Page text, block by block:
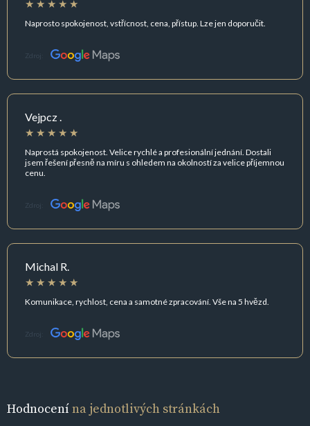
Naprosto spokojenost, vstřícnost, cena, přístup. Lze jen doporučit.
Zdroj:
Vejpcz .
Naprostá spokojenost. Velice rychlé a profesionální jednání. Dostali
jsem řešení přesně na míru s ohledem na okolností za velice příjemnou
cenu.
Zdroj:
Michal R.
Komunikace, rychlost, cena a samotné zpracování. Vše na 5 hvězd.
Zdroj:
Hodnocenína jednotlivých stránkách